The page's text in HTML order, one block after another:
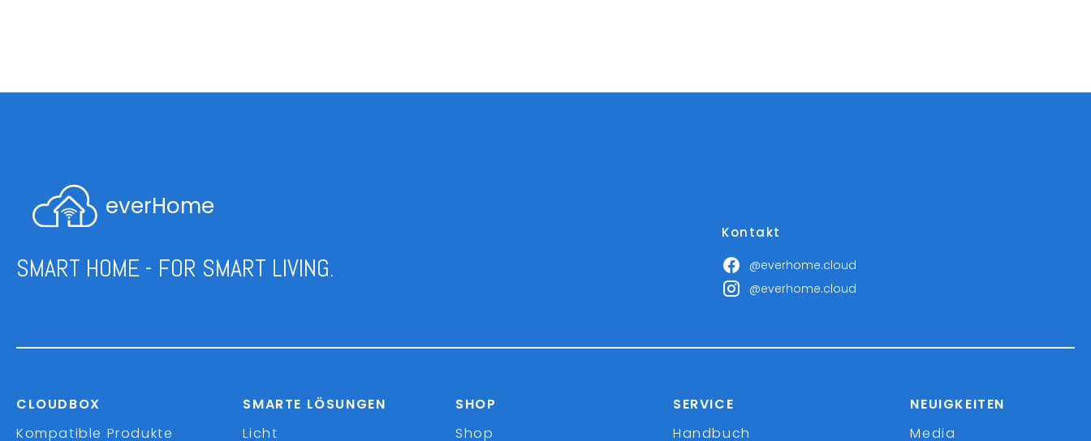
everHome
SMART HOME - FOR SMART LIVING.
Kontakt
@everhome.cloud
@everhome.cloud
CLOUDBOX
Kompatible Produkte
SMARTE LÖSUNGEN
Licht
SHOP
Shop
SERVICE
Handbuch
NEUIGKEITEN
Media